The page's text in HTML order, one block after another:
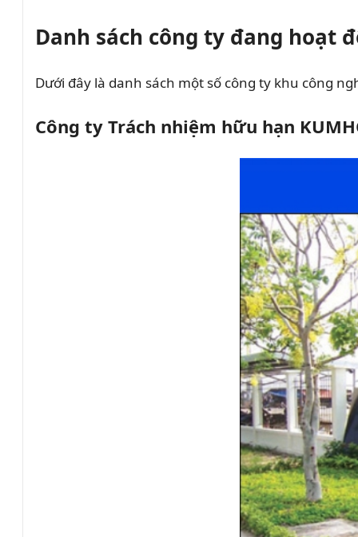
Danh sách công ty đang hoạt
Dưới đây là danh sách một số công ty khu công
Công ty Trách nhiệm hữu hạn